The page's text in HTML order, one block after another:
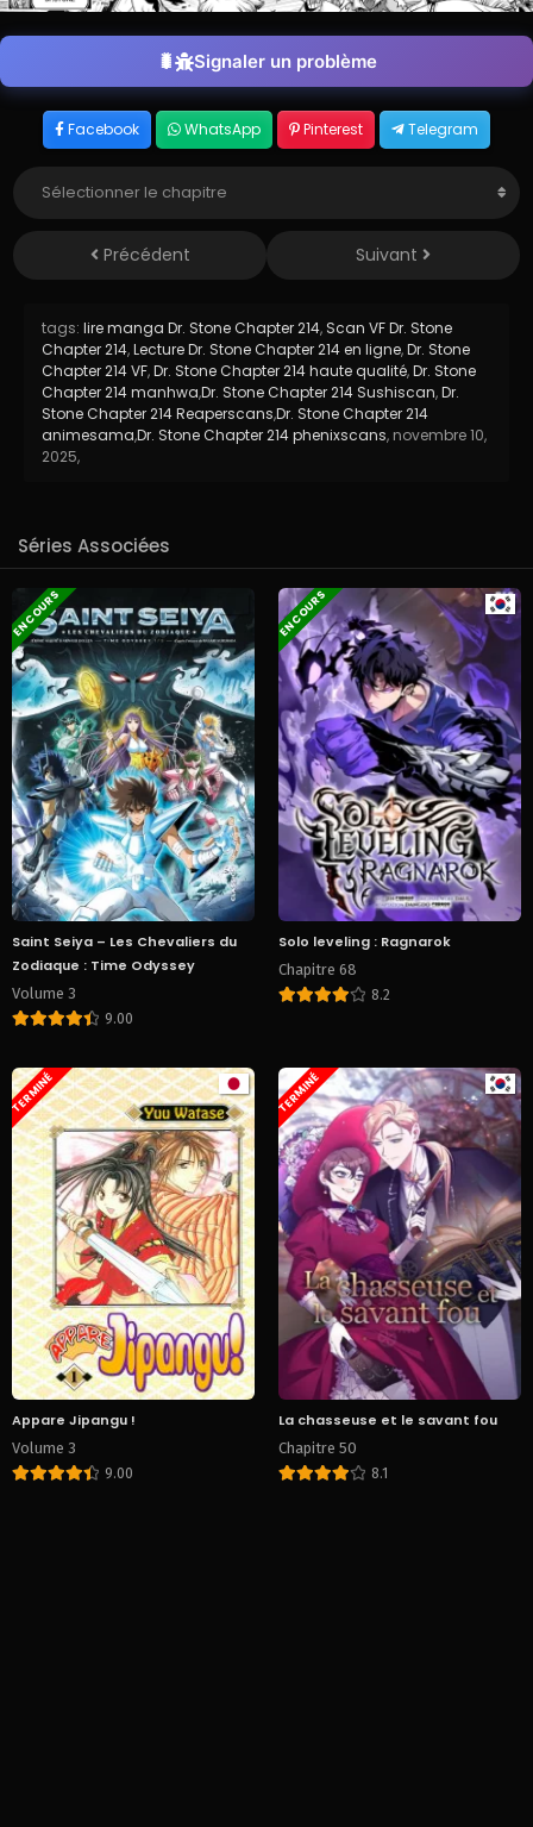
Signaler un problème
Facebook WhatsApp Pinterest Telegram
Précédent Suivant
tags: lire manga Dr. Stone Chapter 214, Scan VF Dr. Stone
Chapter 214,Lecture Dr. Stone Chapter 214 en ligne,Dr. Stone
Chapter 214 VF,Dr. Stone Chapter 214 haute qualité,Dr. Stone
Chapter 214 manhwa,Dr. Stone Chapter 214 Sushiscan,Dr.
Stone Chapter 214 Reaperscans,Dr. Stone Chapter 214
animesama,Dr. Stone Chapter 214 phenixscans, novembre 10,
2025,
Séries Associées
EN COURS
Saint Seiya – Les Chevaliers du
Zodiaque : Time Odyssey
Volume 3
9.00
EN COURS
Solo leveling : Ragnarok
Chapitre 68
8.2
TERMINÉ
Appare Jipangu !
Volume 3
9.00
TERMINÉ
La chasseuse et le savant fou
Chapitre 50
8.1